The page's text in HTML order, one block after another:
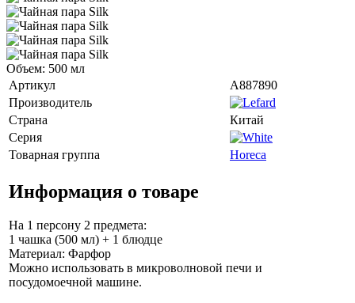
Объем: 500 мл
Артикул
A887890
Производитель
Страна
Китай
Серия
Товарная группа
Horeca
Информация о товаре
На 1 персону 2 предмета:
1 чашка (500 мл) + 1 блюдце
Материал: Фарфор
Можно использовать в микроволновой печи и
посудомоечной машине.